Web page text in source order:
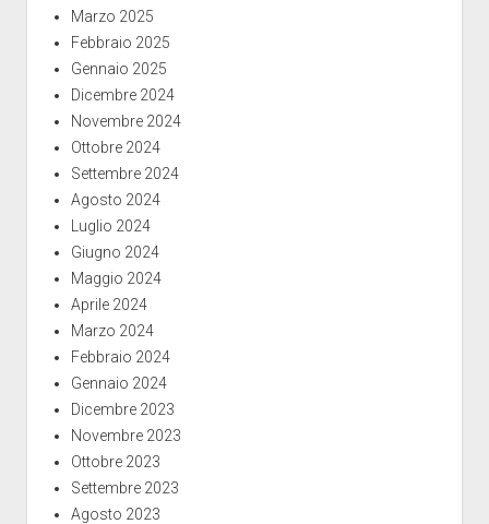
Marzo 2025
Febbraio 2025
Gennaio 2025
Dicembre 2024
Novembre 2024
Ottobre 2024
Settembre 2024
Agosto 2024
Luglio 2024
Giugno 2024
Maggio 2024
Aprile 2024
Marzo 2024
Febbraio 2024
Gennaio 2024
Dicembre 2023
Novembre 2023
Ottobre 2023
Settembre 2023
Agosto 2023